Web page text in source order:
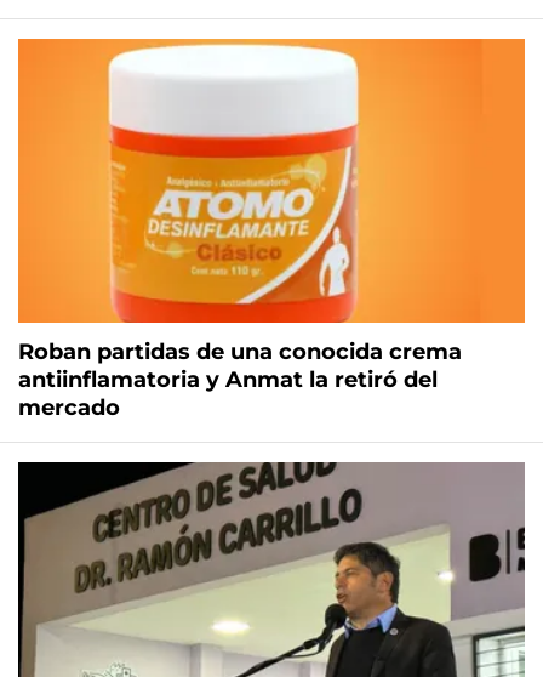
Roban partidas de una conocida crema
antiinflamatoria y Anmat la retiró del
mercado